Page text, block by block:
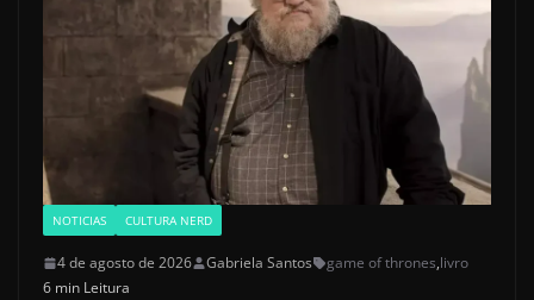
NOTICIAS CULTURA NERD
4 de agosto de 2026 Gabriela Santos game of thrones,livro
6 min Leitura